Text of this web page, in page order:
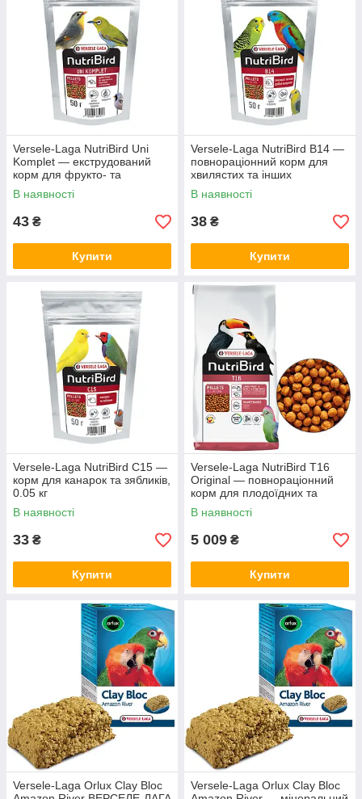
Versele-Laga NutriBird Uni
Komplet — екструдований
корм для фрукто- та
комахоїдних малих птахів,
0.05 кг
В наявності
43 ₴
Купити
Versele-Laga NutriBird В14 —
повнораціонний корм для
хвилястих та інших
невеликих папуг, 0.05 кг
В наявності
38 ₴
Купити
Versele-Laga NutriBird С15 —
корм для канарок та зябликів,
0.05 кг
В наявності
33 ₴
Купити
Versele-Laga NutriBird Т16
Original — повнораціонний
корм для плодоїдних та
комахоїдних птахів, 10 кг
В наявності
5 009 ₴
Купити
Versele-Laga Orlux Clay Bloc
Versele-Laga Orlux Clay Bloc